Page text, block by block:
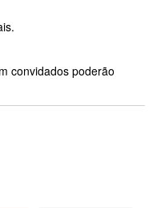
convidados poderão